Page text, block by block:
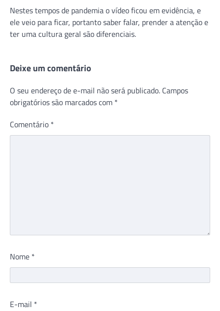
Nestes tempos de pandemia o vídeo ficou em evidência, e
ele veio para ficar, portanto saber falar, prender a atenção e
ter uma cultura geral são diferenciais.
Deixe um comentário
O seu endereço de e-mail não será publicado. Campos
obrigatórios são marcados com *
Comentário *
Nome *
E-mail *